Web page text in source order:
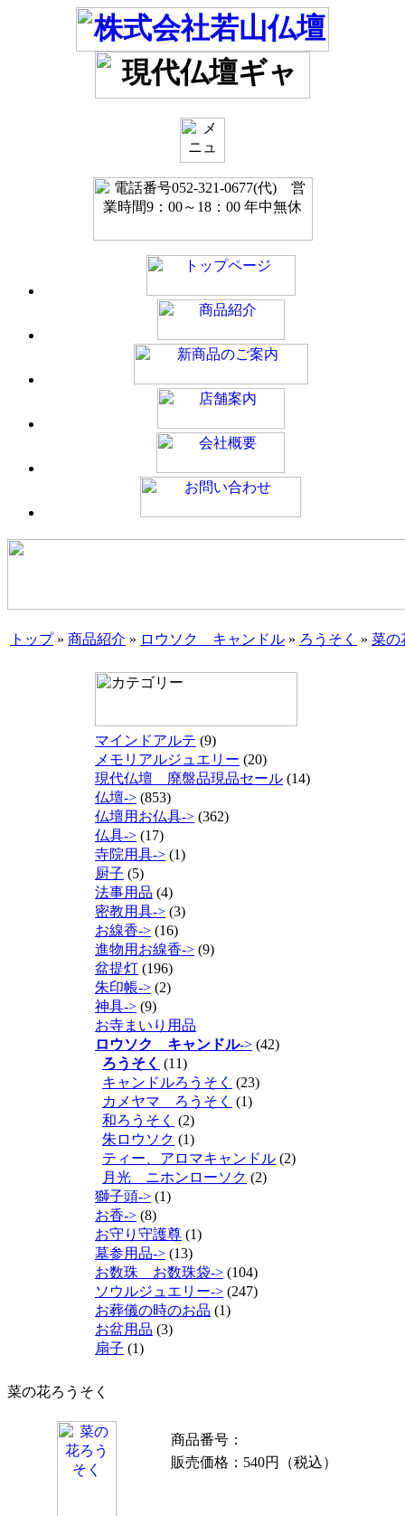
トップ» 商品紹介 » ロウソク キャンドル » ろうそく » 菜の
マインドアルテ (9)
メモリアルジュエリー (20)
現代仏壇 廃盤品現品セール (14)
仏壇-> (853)
仏壇用お仏具-> (362)
仏具-> (17)
寺院用具-> (1)
厨子 (5)
法事用品 (4)
密教用具-> (3)
お線香-> (16)
進物用お線香-> (9)
盆提灯 (196)
朱印帳-> (2)
神具-> (9)
お寺まいり用品
ロウソク キャンドル-> (42)
ろうそく (11)
キャンドルろうそく (23)
カメヤマ ろうそく (1)
和ろうそく (2)
朱ロウソク (1)
ティー、アロマキャンドル (2)
月光 ニホンローソク (2)
獅子頭-> (1)
お香-> (8)
お守り守護尊 (1)
墓参用品-> (13)
お数珠 お数珠袋-> (104)
ソウルジュエリー-> (247)
お葬儀の時のお品 (1)
お盆用品 (3)
扇子 (1)
菜の花ろうそく
商品番号：
販売価格： 540円 （税込）